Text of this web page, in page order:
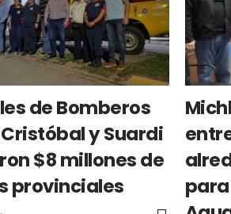
de Bomberos
y Suardi
$8 millones de
provinciales